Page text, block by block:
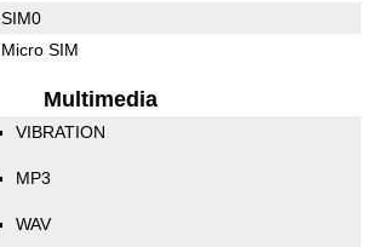
SIM0
Micro SIM
Multimedia
VIBRATION
MP3
WAV